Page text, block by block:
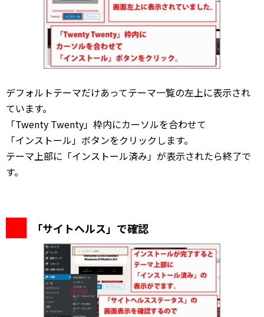
デフォルトテーマだけあってテーマ一覧の左上に表示され
ています。
「Twenty Twenty」枠内にカーソルを合わせて
「インストール」ボタンをクリックします。
テーマ上部に「インストール済み」が表示されたら終了で
す。
「サイトヘルス」で確認